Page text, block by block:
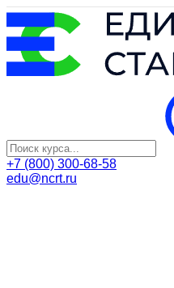
+7 (800) 300-68-58
edu@ncrt.ru